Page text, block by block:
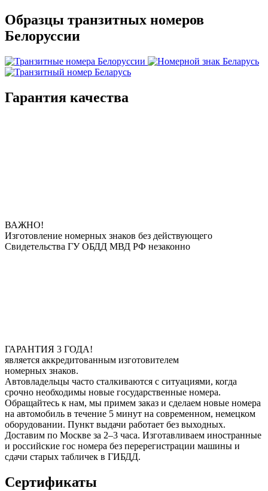
Образцы транзитных номеров
Белоруссии
Гарантия качества
ВАЖНО!
Изготовление номерных знаков без действующего
Свидетельства ГУ ОБДД МВД РФ незаконно
ГАРАНТИЯ 3 ГОДА!
является аккредитованным изготовителем
номерных знаков.
Автовладельцы часто сталкиваются с ситуациями, когда
срочно необходимы новые государственные номера.
Обращайтесь к нам, мы примем заказ и сделаем новые номера
на автомобиль в течение 5 минут на современном, немецком
оборудовании. Пункт выдачи работает без выходных.
Доставим по Москве за 2–3 часа. Изготавливаем иностранные
и российские гос номера без перерегистрации машины и
сдачи старых табличек в ГИБДД.
Сертификаты